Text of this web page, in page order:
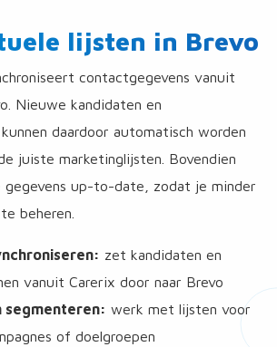
lijsten in Brevo
contactgegevens vanuit
Nieuwe kandidaten en
daardoor automatisch worden
juiste marketinglijsten. Bovendien
gegevens up-to-date, zodat je minder
beheren.
zet kandidaten en
vanuit Carerix door naar Brevo
segmenteren: werk met lijsten voor
of doelgroepen